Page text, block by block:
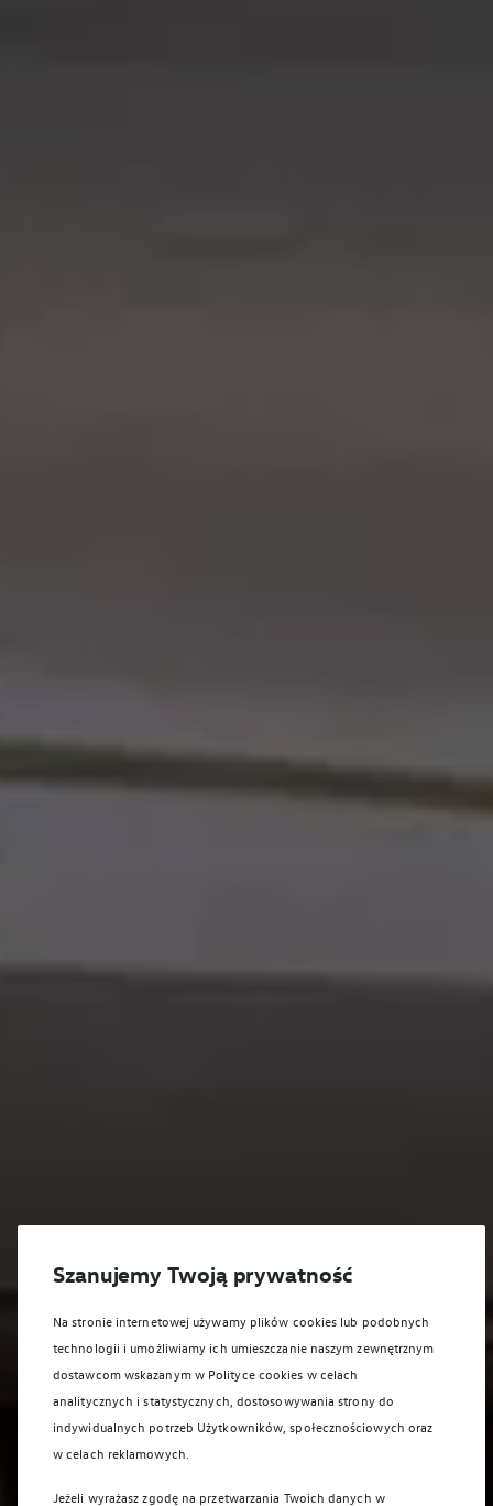
Szanujemy Twoją prywatność
Na stronie internetowej używamy plików cookies lub podobnych
technologii i umożliwiamy ich umieszczanie naszym zewnętrznym
dostawcom wskazanym w Polityce cookies w celach
analitycznych i statystycznych, dostosowywania strony do
indywidualnych potrzeb Użytkowników, społecznościowych oraz
w celach reklamowych.
Jeżeli wyrażasz zgodę na przetwarzania Twoich danych w